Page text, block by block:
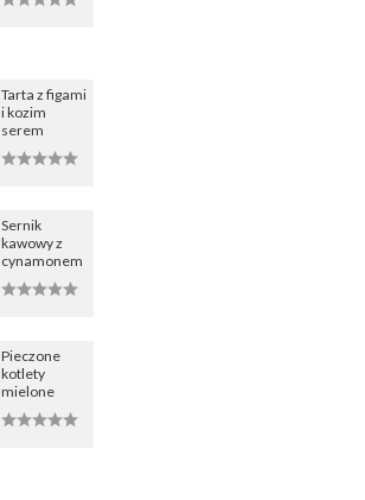
Tarta z figami
i kozim
serem
Sernik
kawowy z
cynamonem
Pieczone
kotlety
mielone